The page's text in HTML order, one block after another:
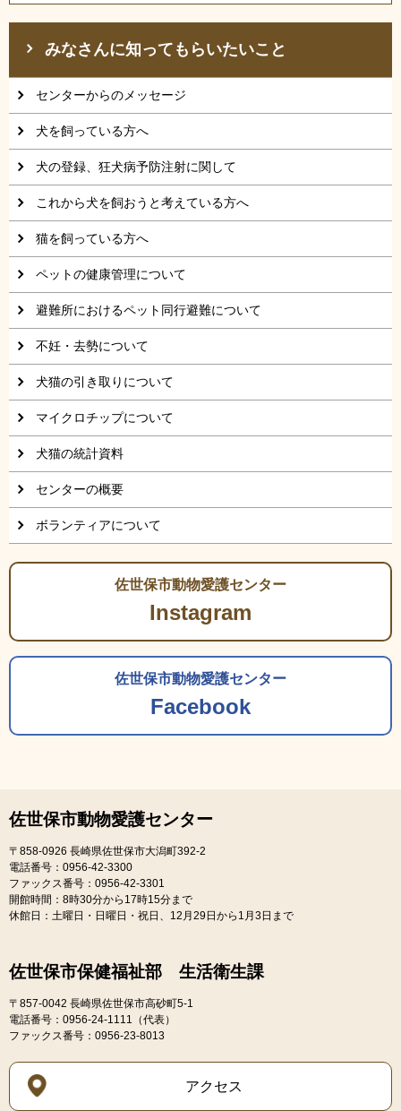
みなさんに知ってもらいたいこと
センターからのメッセージ
犬を飼っている方へ
犬の登録、狂犬病予防注射に関して
これから犬を飼おうと考えている方へ
猫を飼っている方へ
ペットの健康管理について
避難所におけるペット同行避難について
不妊・去勢について
犬猫の引き取りについて
マイクロチップについて
犬猫の統計資料
センターの概要
ボランティアについて
佐世保市動物愛護センター
Instagram
佐世保市動物愛護センター
Facebook
佐世保市動物愛護センター
〒858-0926 長崎県佐世保市大潟町392-2
電話番号：0956-42-3300
ファックス番号：0956-42-3301
開館時間：8時30分から17時15分まで
休館日：土曜日・日曜日・祝日、12月29日から1月3日まで
佐世保市保健福祉部 生活衛生課
〒857-0042 長崎県佐世保市高砂町5-1
電話番号：0956-24-1111（代表）
ファックス番号：0956-23-8013
アクセス